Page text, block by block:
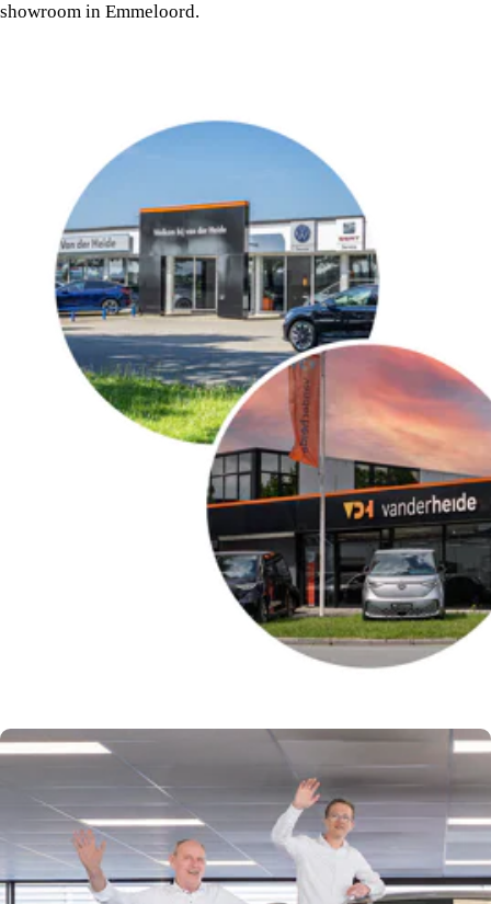
showroom in Emmeloord.